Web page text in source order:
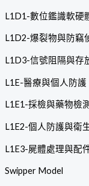
L1D1-數位鑑識軟硬
L1D2-爆裂物與防竊
L1D3-信號阻隔與存
L1E-醫療與個人防護
L1E1-採檢與藥物檢測
L1E2-個人防護與衛
L1E3-屍體處理與配
Swipper Model